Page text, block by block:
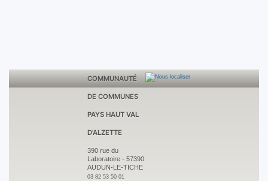
COMMUNAUTÉ
DE COMMUNES
PAYS HAUT VAL
D'ALZETTE
390 rue du
Laboratoire -57390
AUDUN-LE-TICHE
03 82 53 50 01